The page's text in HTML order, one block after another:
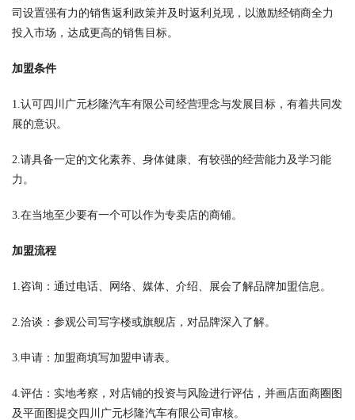
司设置强有力的销售返利政策并及时返利兑现，以激励经销商全力
投入市场，达成更高的销售目标。
加盟条件
1.认可四川广元杉隆汽车有限公司经营理念与发展目标，有着共同发
展的意识。
2.请具备一定的文化素养、身体健康、有较强的经营能力及学习能
力。
3.在当地至少要有一个可以作为专卖店的商铺。
加盟流程
1.咨询：通过电话、网络、媒体、介绍、展会了解品牌加盟信息。
2.洽谈：参观公司写字楼或旗舰店，对品牌深入了解。
3.申请：加盟商填写加盟申请表。
4.评估：实地考察，对店铺的投资与风险进行评估，并画店面商圈图
及平面图提交四川广元杉隆汽车有限公司审核。